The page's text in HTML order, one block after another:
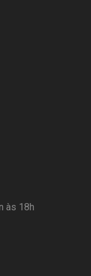
às 18h